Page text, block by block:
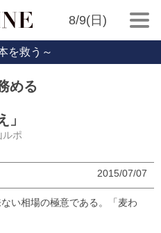
8/9(日)
を救う～
める
」
ルポ
2015/07/07
い相場の極意である。「麦わ